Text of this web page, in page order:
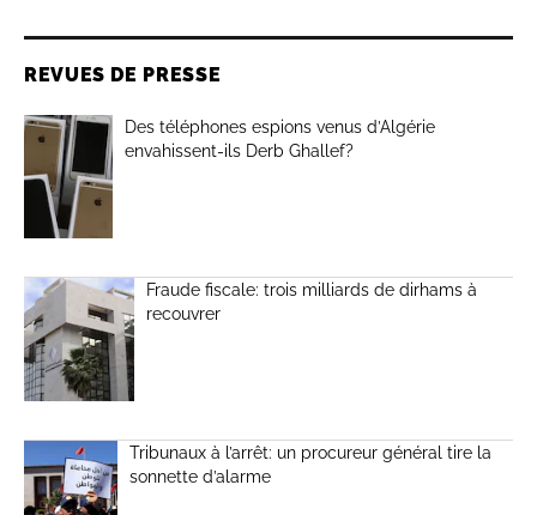
REVUES DE PRESSE
Des téléphones espions venus d’Algérie
envahissent-ils Derb Ghallef?
Fraude fiscale: trois milliards de dirhams à
recouvrer
Tribunaux à l’arrêt: un procureur général tire la
sonnette d’alarme